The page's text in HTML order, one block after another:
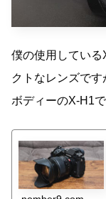
僕の使用してい
クトなレンズで
ボディーのX-H1